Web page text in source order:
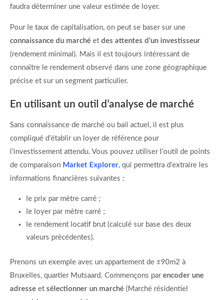
faudra déterminer une valeur estimée de loyer.
Pour le taux de capitalisation, on peut se baser sur une
connaissance du marché et des attentes d’un investisseur
(rendement minimal). Mais il est toujours intéressant de
connaître le rendement observé dans une zone géographique
précise et sur un segment particulier.
En utilisant un outil d’analyse de marché
Sans connaissance de marché ou bail actuel, il est plus
compliqué d’établir un loyer de référence pour
l’investissement attendu. Vous pouvez utiliser l’outil de points
de comparaison Market Explorer, qui permettra d’extraire les
informations financières suivantes :
le prix par mètre carré ;
le loyer par mètre carré ;
le rendement locatif brut (calculé sur base des deux
valeurs précédentes).
Prenons un exemple avec un appartement de ±90m2 à
Bruxelles, quartier Mutsaard. Commençons par encoder une
adresse et sélectionner un marché (Marché résidentiel